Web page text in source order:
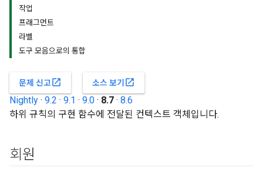
작업
프래그먼트
라벨
도구 모음으로의 통합
문제 신고open_in_new 소스 보기 open_in_new
Nightly · 9.2 · 9.1 · 9.0 · 8.7 · 8.6
하위 규칙의 구현 함수에 전달된 컨텍스트 객체입니다.
회원